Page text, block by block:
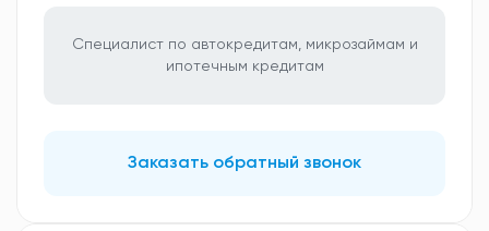
Специалист по автокредитам, микрозаймам и
ипотечным кредитам
Заказать обратный звонок